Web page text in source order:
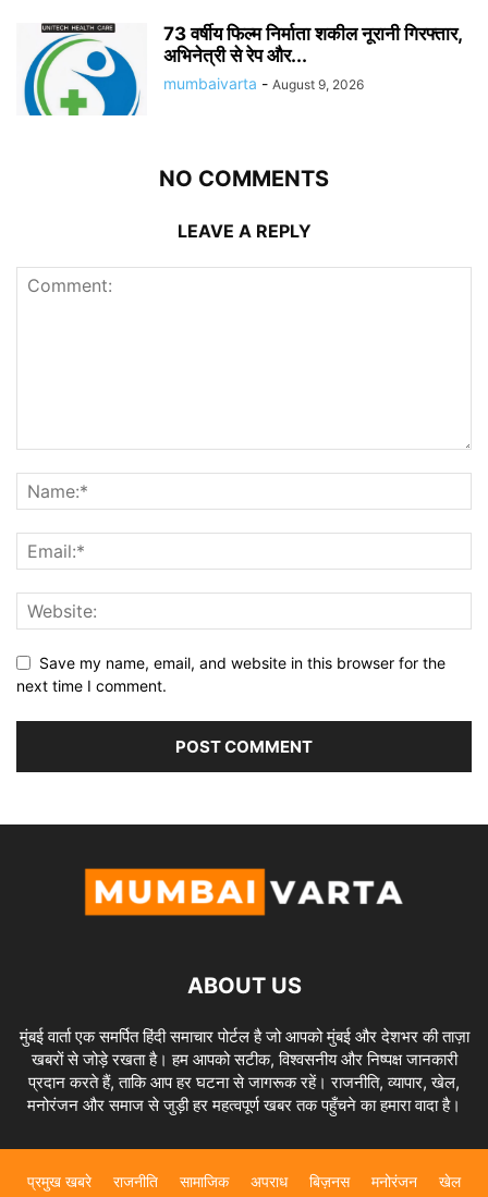
73 वर्षीय फिल्म निर्माता शकील नूरानी गिरफ्तार,
अभिनेत्री से रेप और...
mumbaivarta - August 9, 2026
NO COMMENTS
LEAVE A REPLY
Save my name, email, and website in this browser for the
next time I comment.
ABOUT US
मुंबई वार्ता एक समर्पित हिंदी समाचार पोर्टल है जो आपको मुंबई और देशभर की ताज़ा
खबरों से जोड़े रखता है। हम आपको सटीक, विश्वसनीय और निष्पक्ष जानकारी
प्रदान करते हैं, ताकि आप हर घटना से जागरूक रहें। राजनीति, व्यापार, खेल,
मनोरंजन और समाज से जुड़ी हर महत्वपूर्ण खबर तक पहुँचने का हमारा वादा है।
प्रमुख खबरे राजनीति सामाजिक अपराध बिज़नस मनोरंजन खेल